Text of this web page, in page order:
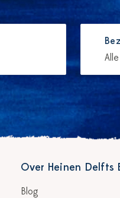
Over Heinen Delfts
Blog